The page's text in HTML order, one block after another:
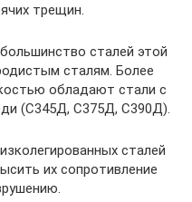
трещин.
сталей этой
сталям. Более
обладают стали с
(С345Д, С375Д, С390Д).
сталей
их сопротивление